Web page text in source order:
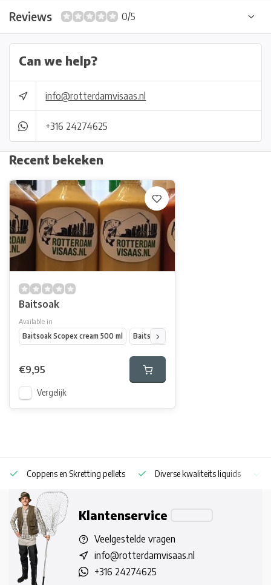
Reviews 0/5
Can we help?
info@rotterdamvisaas.nl
+316 24274625
Recent bekeken
Baitsoak
Available in
Baitsoak Scopex cream 500 ml
Baitsoak Krill 500 ml
€9,95
Vergelijk
Coppens en Skretting pellets Diverse kwaliteits liquids
Klantenservice
Veelgestelde vragen
info@rotterdamvisaas.nl
+316 24274625